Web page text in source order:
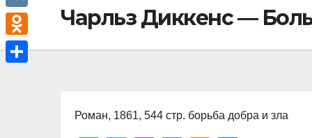
Чарльз Диккенс —
Роман, 1861, 544 стр. борьба добра и зла
A
l
e
g
i
b
e
V
K
O